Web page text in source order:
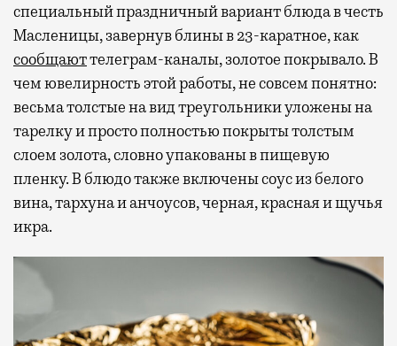
специальный праздничный вариант блюда в честь
Масленицы, завернув блины в 23-каратное, как
сообщаюттелеграм-каналы, золотое покрывало. В
чем ювелирность этой работы, не совсем понятно:
весьма толстые на вид треугольники уложены на
тарелку и просто полностью покрыты толстым
слоем золота, словно упакованы в пищевую
пленку. В блюдо также включены соус из белого
вина, тархуна и анчоусов, черная, красная и щучья
икра.